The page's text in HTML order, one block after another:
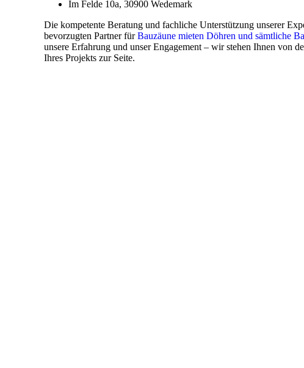
Im Felde 10a, 30900 Wedemark
Die kompetente Beratung und fachliche Unterstützung unserer
bevorzugten Partner fürBauzäune mieten Döhren und sämtliche
unsere Erfahrung und unser Engagement – wir stehen Ihnen von
Ihres Projekts zur Seite.